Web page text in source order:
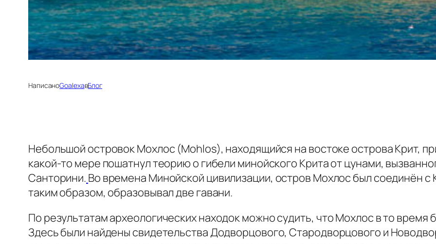
НаписаноGoalexaвБлог
Небольшой островок Мохлос (Mohlos), находящийся на востоке острова Крит,
какой-то мере пошатнул теорию о гибели минойского Крита от цунами,
Санторини. Во времена Минойской цивилизации, остров Мохлос был соединён
таким образом, образовывал две гавани.
По результатам археологических находок можно судить, что Мохлос в то
Здесь были найдены свидетельства Додворцового, Стародворцового и